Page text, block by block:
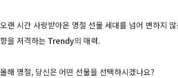
오랜 시간 사랑받아온 명절 선물 세대를 넘어 변하지
향을 저격하는 Trendy의 매력.
올해 명절, 당신은 어떤 선물을 선택하시겠나요?